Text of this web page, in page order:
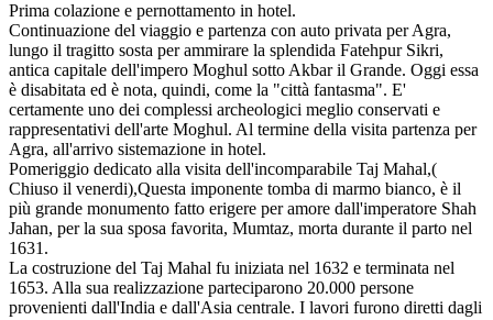
Prima colazione e pernottamento in hotel.
Continuazione del viaggio e partenza con auto privata per Agra,
lungo il tragitto sosta per ammirare la splendida Fatehpur Sikri,
antica capitale dell'impero Moghul sotto Akbar il Grande. Oggi essa
è disabitata ed è nota, quindi, come la "città fantasma". E'
certamente uno dei complessi archeologici meglio conservati e
rappresentativi dell'arte Moghul. Al termine della visita partenza per
Agra, all'arrivo sistemazione in hotel.
Pomeriggio dedicato alla visita dell'incomparabile Taj Mahal,(
Chiuso il venerdi),Questa imponente tomba di marmo bianco, è il
più grande monumento fatto erigere per amore dall'imperatore Shah
Jahan, per la sua sposa favorita, Mumtaz, morta durante il parto nel
1631.
La costruzione del Taj Mahal fu iniziata nel 1632 e terminata nel
1653. Alla sua realizzazione parteciparono 20.000 persone
provenienti dall'India e dall'Asia centrale. I lavori furono diretti dagli